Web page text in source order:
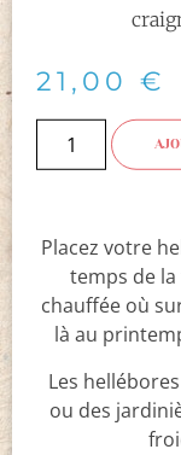
21,00 €
Placez votre
temps de
chauffée où
là au
Les
ou des